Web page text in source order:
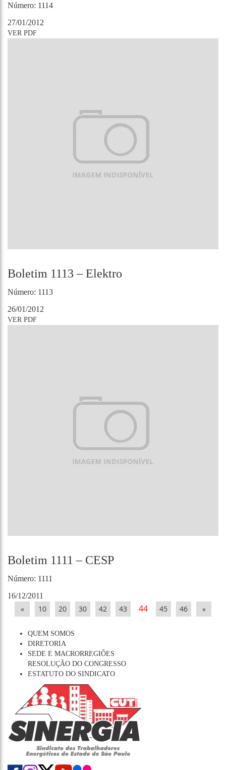
Número: 1114
27/01/2012
VER PDF
Boletim 1113 – Elektro
Número: 1113
26/01/2012
VER PDF
Boletim 1111 – CESP
Número: 1111
16/12/2011
« 10 20 30 42 43 44 45 46 »
QUEM SOMOS
DIRETORIA
SEDE E MACRORREGIÕES
RESOLUÇÃO DO CONGRESSO
ESTATUTO DO SINDICATO